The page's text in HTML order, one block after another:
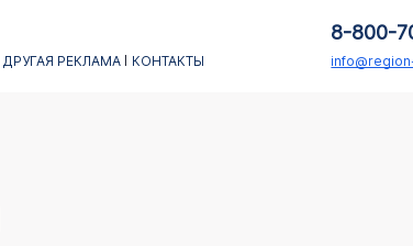
ДРУГАЯ РЕКЛАМА КОНТАКТЫ
8-800-